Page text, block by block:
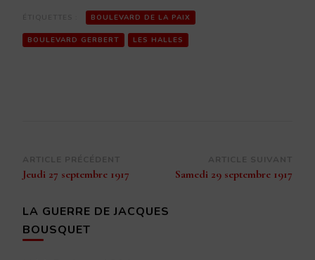
BOULEVARD DE LA PAIX
BOULEVARD GERBERT LES HALLES
Navigation
d’article
Jeudi 27 septembre 1917 Samedi 29 septembre 1917
LA GUERRE DE JACQUES
BOUSQUET